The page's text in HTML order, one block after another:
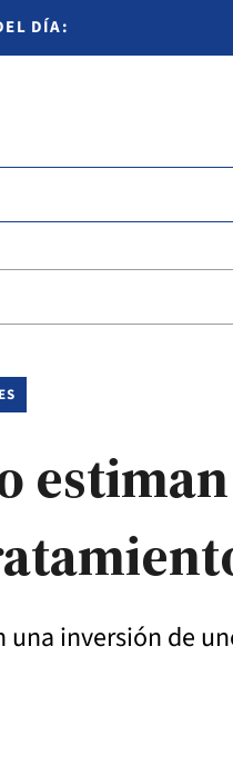
DÍA:
inversión de